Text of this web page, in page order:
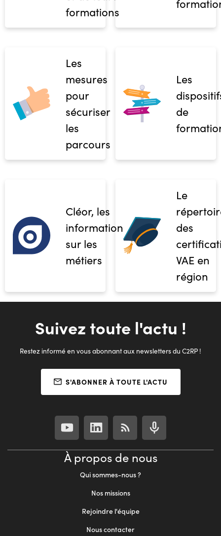
formations
Les
mesures
pour
sécuriser
les
parcours
Les
de
Cléor, les
informations
sur les
métiers
Le
des
VAE en
région
Suivez toute l'actu !
Restez informé en vous abonnant aux newsletters du C2RP !
S'ABONNER À TOUTE L'ACTU
À propos de nous
Qui sommes-nous ?
Nos missions
Rejoindre l'équipe
Nous contacter